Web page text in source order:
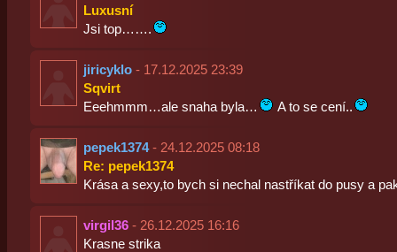
Luxusní
Jsi top…….
jiricyklo- 17.12.2025 23:39
Sqvirt
Eeehmmm…ale snaha byla…
A to se cení..
pepek1374- 24.12.2025 08:18
Re: pepek1374
Krása a sexy,to bych si nechal nastříkat do pusy a
virgil36- 26.12.2025 16:16
Krasne strika